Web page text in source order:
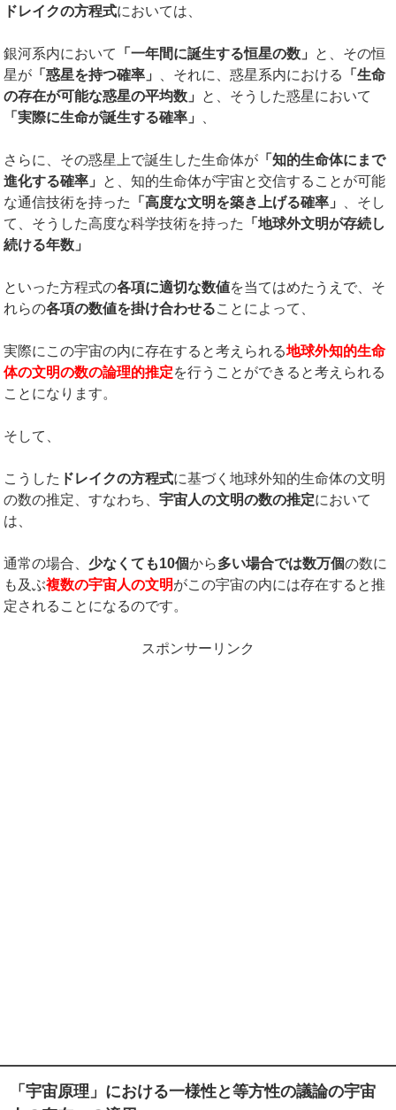
ドレイクの方程式においては、
銀河系内において 「一年間に誕生する恒星の数」 と、その恒
星が 「惑星を持つ確率」 、それに、惑星系内における
「生命
の存在が可能な惑星の平均数」 と、そうした惑星において
「実際に生命が誕生する確率」
さらに、その惑星上で誕生した生命体が 「知的生命体にまで
進化する確率」 と、知的生命体が宇宙と交信することが可能
な通信技術を持った
「高度な文明を築き上げる確率」
、そし
て、そうした高度な科学技術を持った
「地球外文明が存続し
続ける年数」
といった方程式の各項に適切な数値を当てはめたうえで、そ
れらの各項の数値を掛け合わせることによって、
実際にこの宇宙の内に存在すると考えられる地球外知的生命
体の文明の数の論理的推定を行うことができると考えられる
ことになります。
そして、
こうした ドレイクの方程式に基づく地球外知的生命体の文明
の数の推定、すなわち、宇宙人の文明の数の推定において
は、
通常の場合、 少なくても10個から多い場合では数万個の数に
も及ぶ複数の宇宙人の文明がこの宇宙の内には存在すると推
定されることになるのです。
スポンサーリンク
「宇宙原理」における一様性と等方性の議論の宇宙